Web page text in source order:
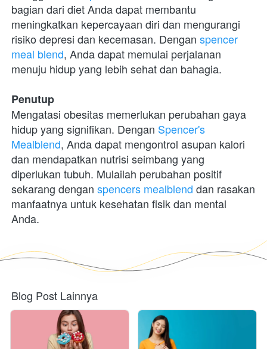
bagian dari diet Anda dapat membantu
meningkatkan kepercayaan diri dan mengurangi
risiko depresi dan kecemasan. Dengan spencer
meal blend, Anda dapat memulai perjalanan
menuju hidup yang lebih sehat dan bahagia.
Penutup
Mengatasi obesitas memerlukan perubahan gaya
hidup yang signifikan. Dengan Spencer's
Mealblend, Anda dapat mengontrol asupan kalori
dan mendapatkan nutrisi seimbang yang
diperlukan tubuh. Mulailah perubahan positif
sekarang dengan spencers mealblend dan rasakan
manfaatnya untuk kesehatan fisik dan mental
Anda.
Blog Post Lainnya